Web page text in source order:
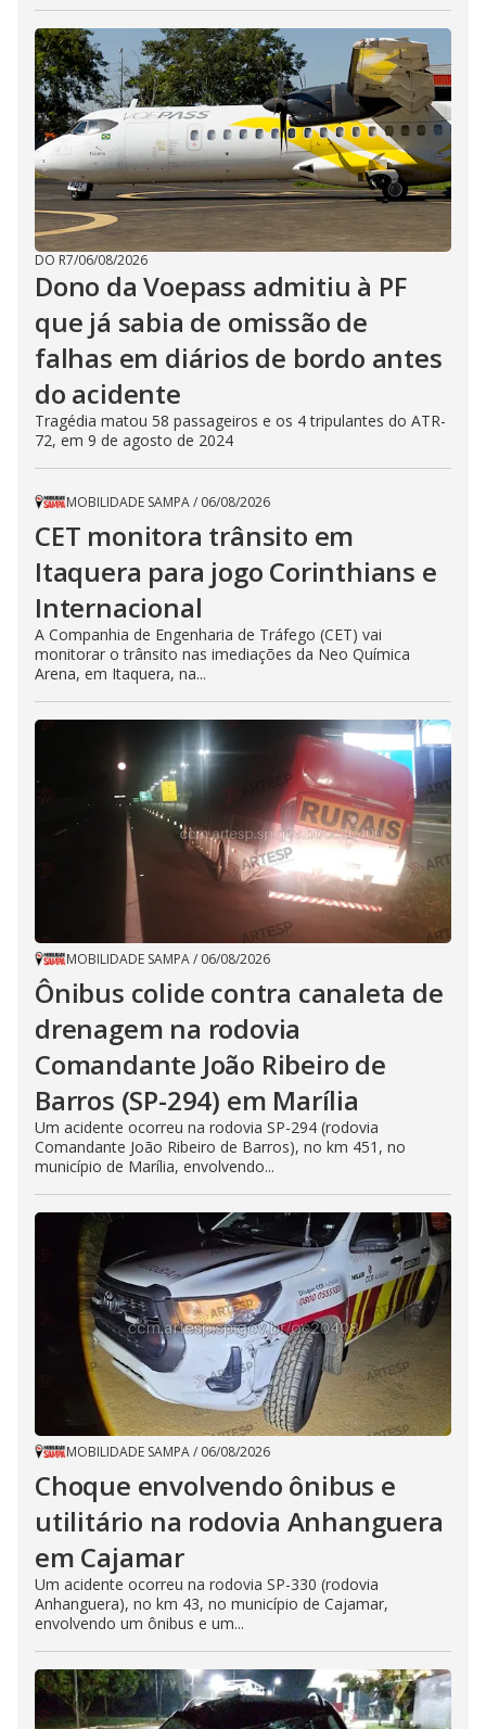
DO R7/06/08/2026
Dono da Voepass admitiu à PF
que já sabia de omissão de
falhas em diários de bordo antes
do acidente
Tragédia matou 58 passageiros e os 4 tripulantes do ATR-
72, em 9 de agosto de 2024
MOBILIDADE SAMPA/ 06/08/2026
CET monitora trânsito em
Itaquera para jogo Corinthians e
Internacional
A Companhia de Engenharia de Tráfego (CET) vai
monitorar o trânsito nas imediações da Neo Química
Arena, em Itaquera, na...
MOBILIDADE SAMPA/ 06/08/2026
Ônibus colide contra canaleta de
drenagem na rodovia
Comandante João Ribeiro de
Barros (SP-294) em Marília
Um acidente ocorreu na rodovia SP-294 (rodovia
Comandante João Ribeiro de Barros), no km 451, no
município de Marília, envolvendo...
MOBILIDADE SAMPA/ 06/08/2026
Choque envolvendo ônibus e
utilitário na rodovia Anhanguera
em Cajamar
Um acidente ocorreu na rodovia SP-330 (rodovia
Anhanguera), no km 43, no município de Cajamar,
envolvendo um ônibus e um...